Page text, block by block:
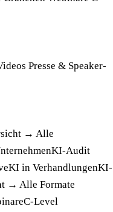
Presse & Speaker-
→ Alle
KI-Audit
KI in VerhandlungenKI-
→ Alle Formate
C-Level